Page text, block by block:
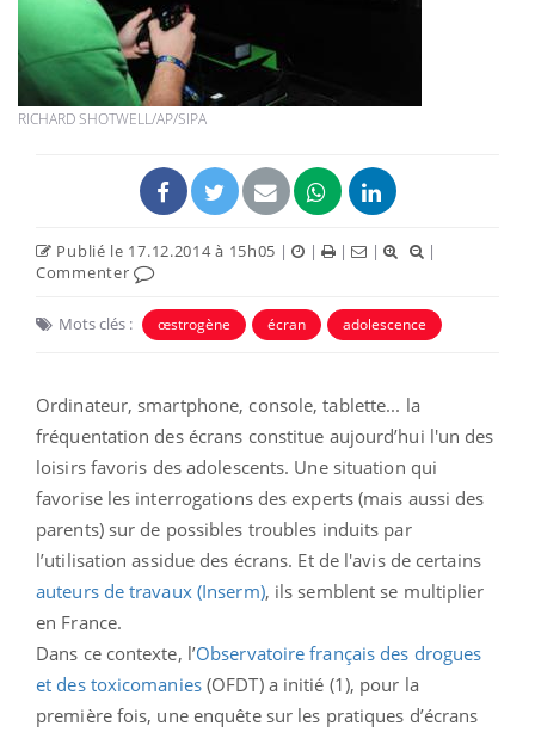
RICHARD SHOTWELL/AP/SIPA
Publié le 17.12.2014 à 15h05 | | | |
|
Commenter
Mots clés : œstrogène écran adolescence
Ordinateur, smartphone, console, tablette... la
fréquentation des écrans constitue aujourd’hui l'un des
loisirs favoris des adolescents. Une situation qui
favorise les interrogations des experts (mais aussi des
parents) sur de possibles troubles induits par
l’utilisation assidue des écrans. Et de l'avis de certains
auteurs de travaux (Inserm), ils semblent se multiplier
en France.
Dans ce contexte, l’Observatoire français des drogues
et des toxicomanies(OFDT) a initié (1), pour la
première fois, une enquête sur les pratiques d’écrans